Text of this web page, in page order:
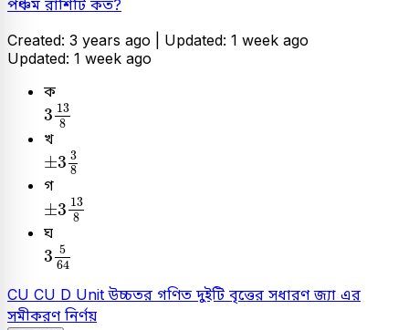
পঞ্চম রাশিটি কত?
Created: 3 years ago | Updated: 1 week ago
Updated: 1 week ago
ক
3 13
8
3 13
খ
±3 3
8
± 3 3
গ
±3 13
8
± 3 13
ঘ
3 5
64
3 5
CU CU D Unitউচ্চতর গণিত দুইটি বৃত্তের সধারণ জ্যা এর
সমীকরণ নির্ণয়